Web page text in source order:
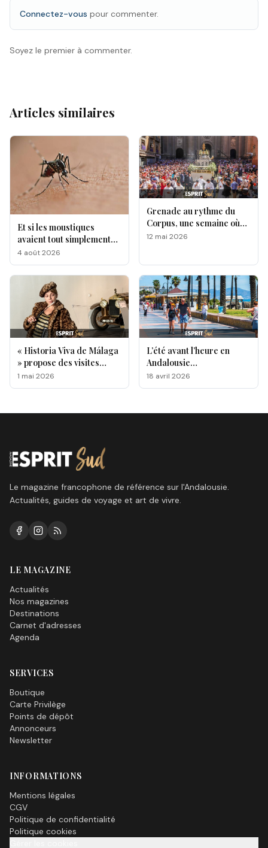
Connectez-vous pour commenter.
Soyez le premier à commenter.
Articles similaires
Et si les moustiques
avaient tout simplement
leurs préférés ?
4 août 2026
Grenade au rythme du
Corpus, une semaine où
l’Andalousie révèle toute
12 mai 2026
« Historia Viva de Málaga
» propose des visites
originales de lieux
emblématiques de la ville
1 mai 2026
L’été avant l’heure en
Andalousie…
18 avril 2026
Le magazine francophone de référence sur l'Andalousie.
Actualités, guides de voyage et art de vivre.
LE MAGAZINE
Actualités
Nos magazines
Destinations
Carnet d'adresses
Agenda
SERVICES
Boutique
Carte Privilège
Points de dépôt
Annonceurs
Newsletter
INFORMATIONS
Mentions légales
CGV
Politique de confidentialité
Politique cookies